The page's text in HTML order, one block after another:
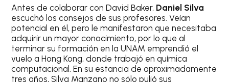
Antes de colaborar con David Baker, Daniel Silva
escuchó los consejos de sus profesores. Veían
potencial en él, pero le manifestaron que necesitaba
adquirir un mayor conocimiento, por lo que al
terminar su formación en la UNAM emprendió el
vuelo a Hong Kong, donde trabajó en química
computacional. En su estancia de aproximadamente
tres años, Silva Manzano no sólo pulió sus